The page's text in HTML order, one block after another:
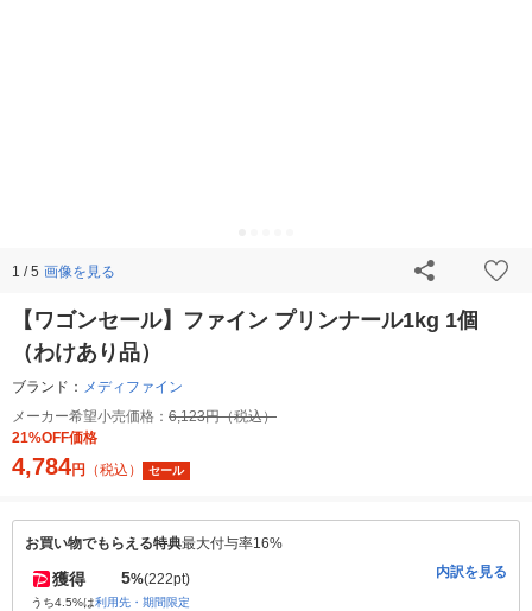
1 / 5 画像を見る
【ワゴンセール】ファイン プリンナール1kg 1個
（わけあり品）
ブランド： メディファイン
メーカー希望小売価格： 6,123円（税込）
21%OFF価格
4,784円 （税込） セール
お買い物でもらえる特典最大付与率16%
獲得 5%(222pt)
うち4.5%は利用先・期間限定
内訳を見る